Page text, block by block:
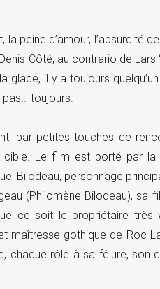
la peine d’amour, l’absurdité
Côté, au contrario de
glace, il y a toujours
pas… toujours.
par petites touches de
Le film est porté par la
Bilodeau, personnage
(Philomène Bilodeau),
ce soit le propriétaire très
maîtresse gothique de Roc
chaque rôle à sa fêlure, son